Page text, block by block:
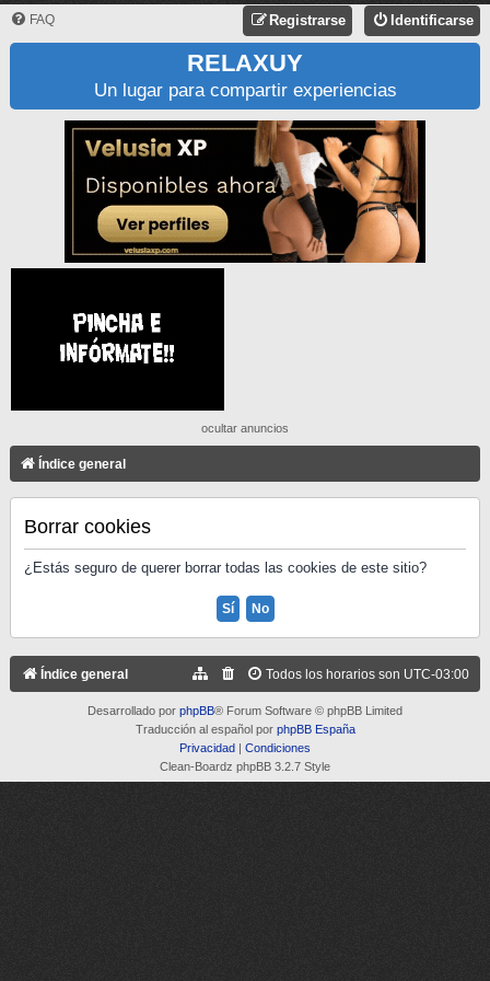
FAQ Identificarse
Registrarse
RELAXUY
Un lugar para compartir experiencias
ocultar anuncios
Índice general
Borrar cookies
¿Estás seguro de querer borrar todas las cookies de este sitio?
Índice general Todos los horarios son UTC-03:00
Desarrollado por phpBB® Forum Software © phpBB Limited
Traducción al español por phpBB España
Privacidad | Condiciones
Clean-Boardz phpBB 3.2.7 Style